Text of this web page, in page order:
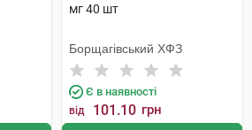
мг 40 шт
Борщагівський ХФЗ
Є в наявності
від 101.10 грн